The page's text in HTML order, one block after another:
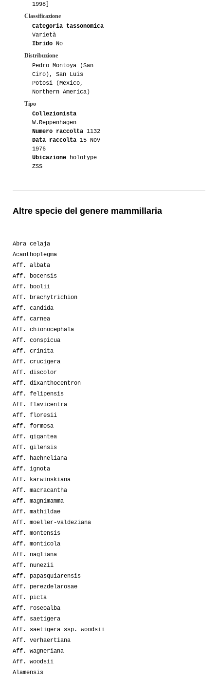
1998]
Classificazione
Categoria tassonomica
Varietà
Ibrido No
Distribuzione
Pedro Montoya (San
Ciro), San Luis
Potosi (Mexico,
Northern America)
Tipo
Collezionista
W.Reppenhagen
Numero raccolta 1132
Data raccolta 15 Nov
1976
Ubicazione holotype
ZSS
Altre specie del genere mammillaria
Abra celaja
Acanthoplegma
Aff. albata
Aff. bocensis
Aff. boolii
Aff. brachytrichion
Aff. candida
Aff. carnea
Aff. chionocephala
Aff. conspicua
Aff. crinita
Aff. crucigera
Aff. discolor
Aff. dixanthocentron
Aff. felipensis
Aff. flavicentra
Aff. floresii
Aff. formosa
Aff. gigantea
Aff. gilensis
Aff. haehneliana
Aff. ignota
Aff. karwinskiana
Aff. macracantha
Aff. magnimamma
Aff. mathildae
Aff. moeller-valdeziana
Aff. montensis
Aff. monticola
Aff. nagliana
Aff. nunezii
Aff. papasquiarensis
Aff. perezdelarosae
Aff. picta
Aff. roseoalba
Aff. saetigera
Aff. saetigera ssp. woodsii
Aff. verhaertiana
Aff. wagneriana
Aff. woodsii
Alamensis